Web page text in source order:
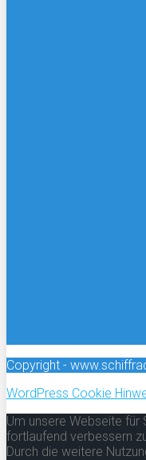
Copyright -
WordPress Cookie
Um unsere Webseite
fortlaufend verbessern
Durch die weitere